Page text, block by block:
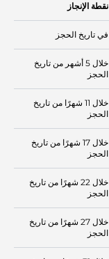
نقطة الإنجاز
في تاريخ الحجز
خلال 5 أشهر من تاريخ
الحجز
خلال 11 شهرًا من تاريخ
الحجز
خلال 17 شهرًا من تاريخ
الحجز
خلال 22 شهرًا من تاريخ
الحجز
خلال 27 شهرًا من تاريخ
الحجز